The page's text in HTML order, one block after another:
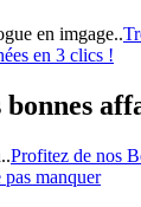
en imgage..
en 3 clics !
bonnes
Profitez de nos
pas manquer